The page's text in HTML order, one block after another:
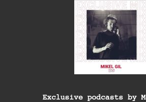
Exclusive podcasts by